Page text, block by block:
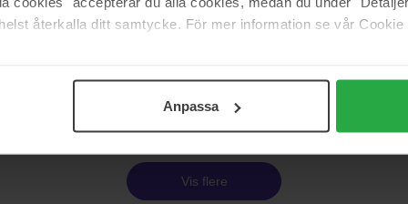
återkalla ditt samtycke. För mer information se vår
Anpassa
Ikke på lager 177 kr
Side 1 av 4
Vis flere